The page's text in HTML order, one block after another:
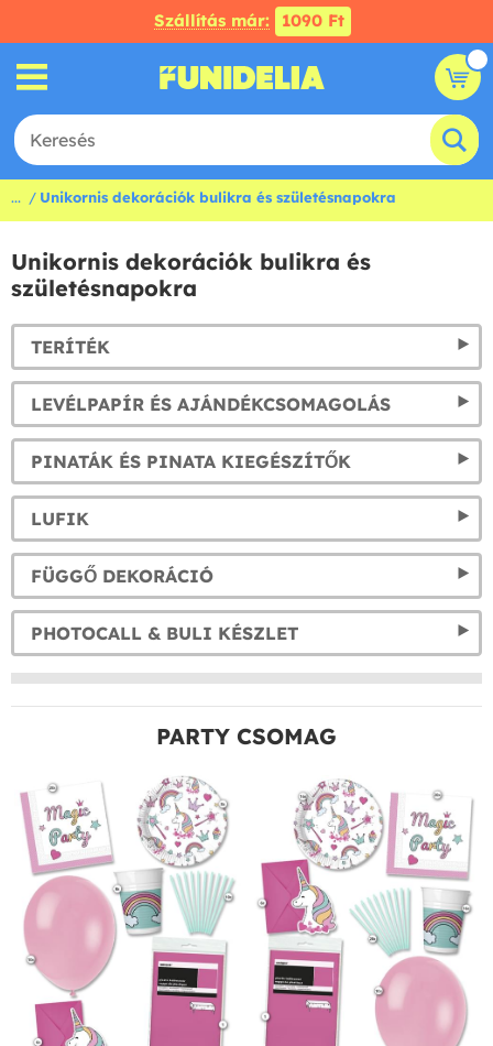
Szállítás már: 1090 Ft
... Unikornis dekorációk bulikra és születésnapokra
Unikornis dekorációk bulikra és
születésnapokra
TERÍTÉK
LEVÉLPAPÍR ÉS AJÁNDÉKCSOMAGOLÁS
PINATÁK ÉS PINATA KIEGÉSZÍTŐK
LUFIK
FÜGGŐ DEKORÁCIÓ
PHOTOCALL & BULI KÉSZLET
PARTY CSOMAG